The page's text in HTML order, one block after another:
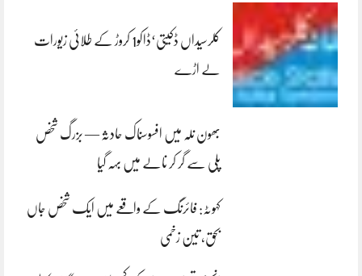
کلرسیداں ڈکیتی‘ڈاکو1 کروڑ کے طلائی زیورات
لے اڑے
بھون نلہ میں افسوسناک حادثہ — بزرگ شخص
پلی سے گر کر نالے میں بہہ گیا
کہوٹہ: فائرنگ کے واقعے میں ایک شخص جاں
بحق، تین زخمی